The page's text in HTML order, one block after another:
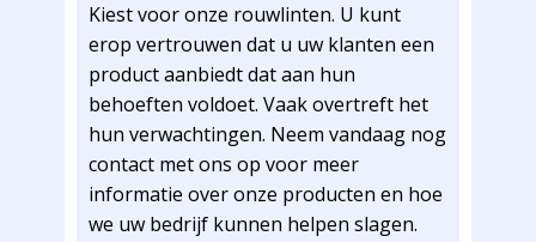
Kiest voor onze rouwlinten. U kunt
erop vertrouwen dat u uw klanten een
product aanbiedt dat aan hun
behoeften voldoet. Vaak overtreft het
hun verwachtingen. Neem vandaag nog
contact met ons op voor meer
informatie over onze producten en hoe
we uw bedrijf kunnen helpen slagen.